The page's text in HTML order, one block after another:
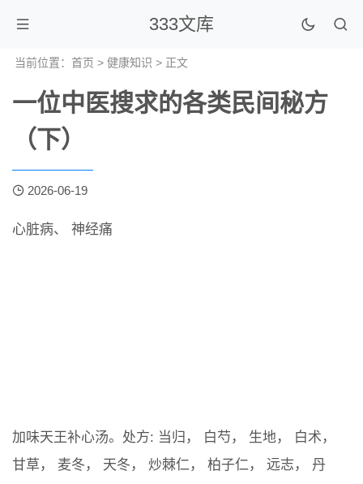
333文库
当前位置： 首页 > 健康知识 > 正文
一位中医搜求的各类民间秘方
（下）
2026-06-19
心脏病、 神经痛
加味天王补心汤。处方: 当归， 白芍， 生地， 白术，
甘草， 麦冬， 天冬， 炒棘仁， 柏子仁， 远志， 丹